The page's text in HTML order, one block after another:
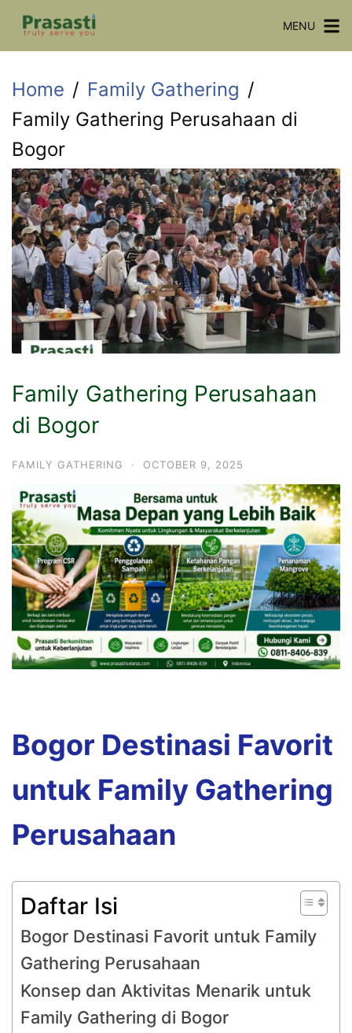
Skip
MENU
Home
Family Gathering
Family Gathering Perusahaan di
Bogor
Family Gathering Perusahaan
di Bogor
FAMILY GATHERING · OCTOBER 9, 2025
Bogor Destinasi Favorit
untuk Family Gathering
Perusahaan
Daftar Isi
Bogor Destinasi Favorit untuk Family
Gathering Perusahaan
Konsep dan Aktivitas Menarik untuk
Family Gathering di Bogor